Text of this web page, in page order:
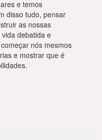
e temos
disso tudo, pensar
as nossas
debatida e
nós mesmos
e mostrar que é